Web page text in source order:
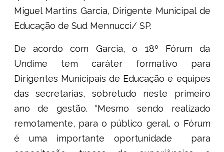
Miguel Martins Garcia, Dirigente Municipal de
Educação de Sud Mennucci/ SP.
De acordo com Garcia, o 18º Fórum da
Undime tem caráter formativo para
Dirigentes Municipais de Educação e equipes
das secretarias, sobretudo neste primeiro
ano de gestão. “Mesmo sendo realizado
remotamente, para o público geral, o Fórum
é uma importante oportunidade para